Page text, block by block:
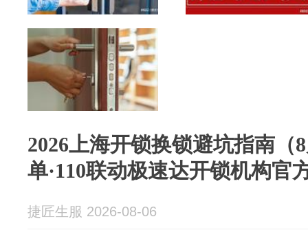
2026上海开锁换锁避坑指南（
单·110联动极速达开锁机构官
捷匠生服 2026-08-06